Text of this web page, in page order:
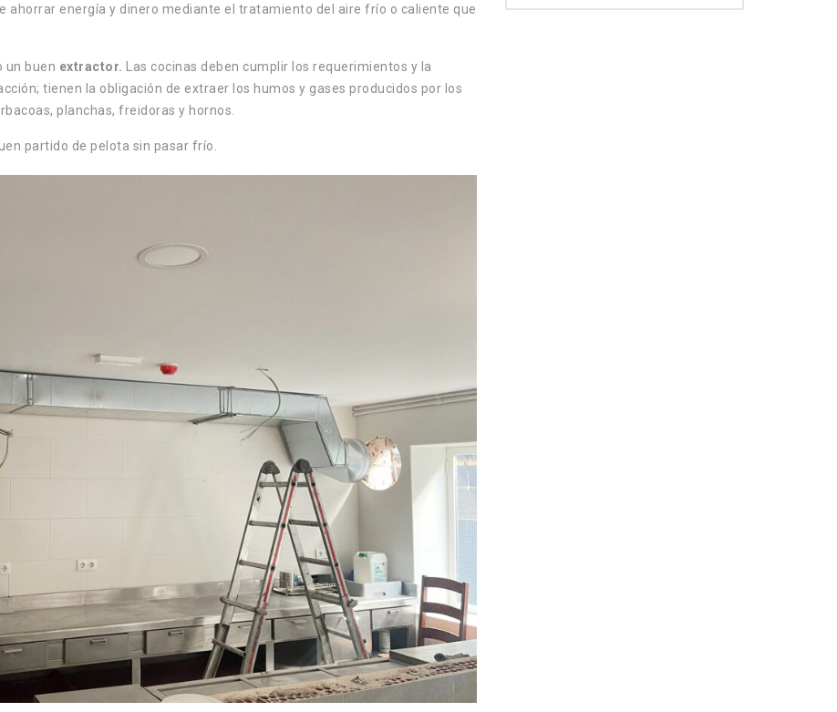
ahorrar energía y dinero mediante el tratamiento del aire frío o caliente que
un buen extractor. Las cocinas deben cumplir los requerimientos y la
tienen la obligación de extraer los humos y gases producidos por los
planchas, freidoras y hornos.
partido de pelota sin pasar frío.